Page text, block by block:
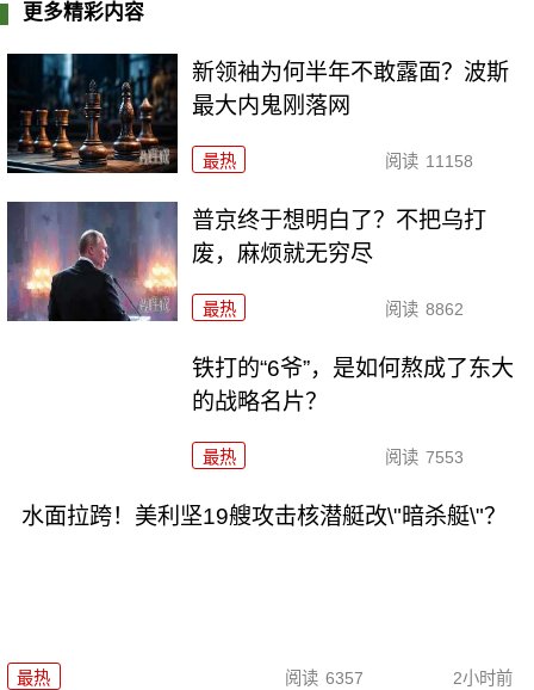
更多精彩内容
新领袖为何半年不敢露面？波斯
最大内鬼刚落网
最热 阅读 11158
普京终于想明白了？不把乌打
废，麻烦就无穷尽
最热 阅读 8862
铁打的“6爷”，是如何熬成了东大
的战略名片？
最热 阅读 7553
水面拉跨！美利坚19艘攻击核潜艇改\"暗杀艇\"？
最热 阅读 6357 2小时前